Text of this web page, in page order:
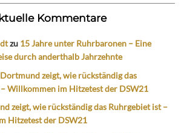
Kommentare
zu 15 Jahre unter Ruhrbaronen – Eine
durch anderthalb Jahrzehnte
Dortmund zeigt, wie rückständig das
Willkommen im Hitzetest der DSW21
zeigt, wie rückständig das Ruhrgebiet ist –
Hitzetest der DSW21